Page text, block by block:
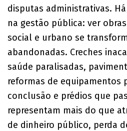
disputas administrativas.
na gestão pública: ver
social e urbano se
abandonadas. Creches
saúde paralisadas,
reformas de equipamentos
conclusão e prédios que
representam mais do que
de dinheiro público, perda